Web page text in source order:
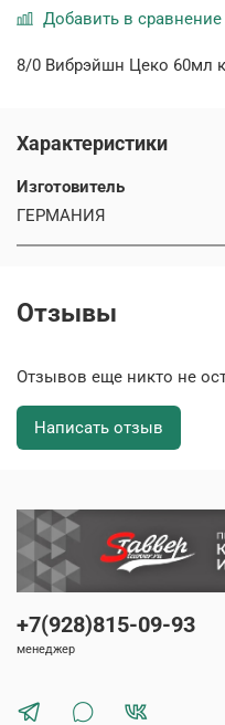
Добавить в сравнение
8/0 Вибрэйшн Цеко 60мл
Характеристики
Изготовитель
ГЕРМАНИЯ
Отзывы
Отзывов еще никто не
Написать отзыв
+7(928)815-09-93
менеджер